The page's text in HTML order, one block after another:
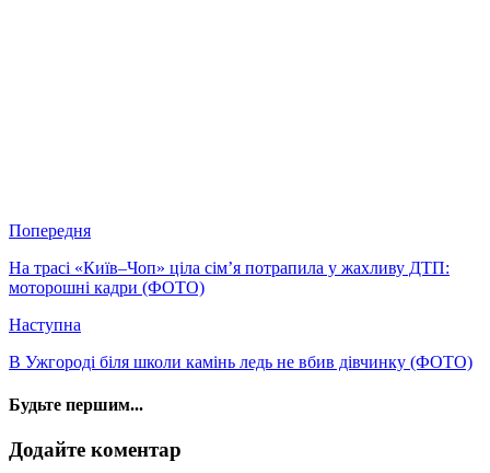
Попередня
На трасі «Київ–Чоп» ціла сім’я потрапила у жахливу ДТП:
моторошні кадри (ФОТО)
Наступна
В Ужгороді біля школи камінь ледь не вбив дівчинку (ФОТО)
Будьте першим...
Додайте коментар